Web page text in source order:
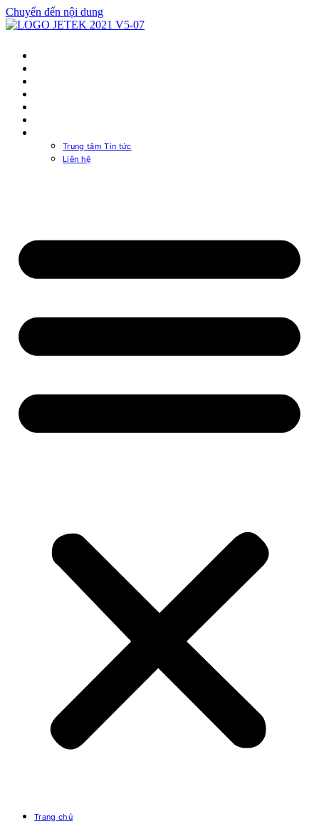
Chuyển đến nội dung
Trung tâm Tin tức
Liên hệ
Trang chủ